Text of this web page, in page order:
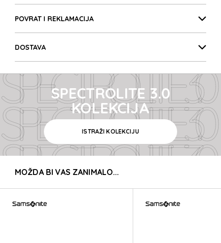
POVRAT I REKLAMACIJA
DOSTAVA
SPECTROLITE 3.0
SPECTROLITE 3.0
SPECTROLITE 3.0
SPECTROLITE 3.0
SPECTROLITE 3.0
SPECTROLITE 3.0
KOLEKCIJA
ISTRAŽI KOLEKCIJU
MOŽDA BI VAS ZANIMALO...